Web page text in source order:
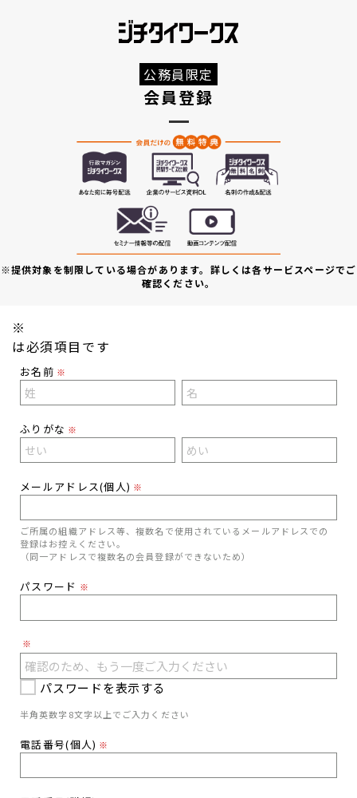
公務員限定
会員登録
※提供対象を制限している場合があります。詳しくは各サービスページでご
確認ください。
※
は必須項目です
お名前 ※
ふりがな ※
メールアドレス(個人) ※
ご所属の組織アドレス等、複数名で使用されているメールアドレスでの
登録はお控えください。
（同一アドレスで複数名の会員登録ができないため）
パスワード ※
※
パスワードを表示する
半角英数字8文字以上でご入力ください
電話番号(個人) ※